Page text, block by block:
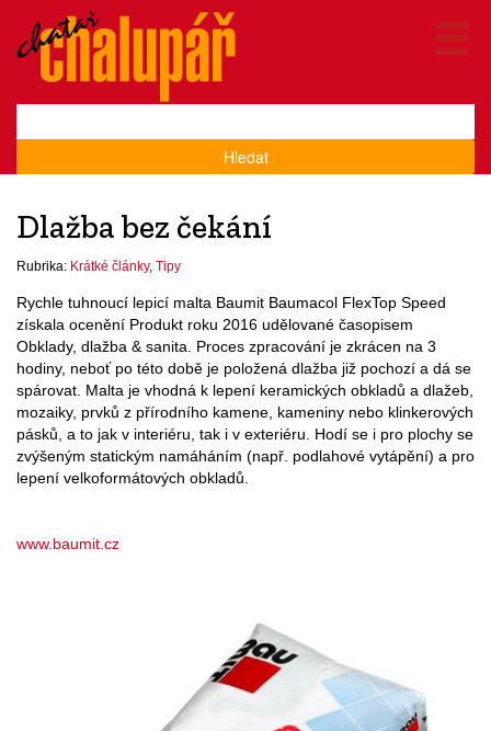
Hledat
Dlažba bez čekání
Rubrika: Krátké články, Tipy
Rychle tuhnoucí lepicí malta Baumit Baumacol FlexTop Speed
získala ocenění Produkt roku 2016 udělované časopisem
Obklady, dlažba & sanita. Proces zpracování je zkrácen na 3
hodiny, neboť po této době je položená dlažba již pochozí a dá se
spárovat. Malta je vhodná k lepení keramických obkladů a dlažeb,
mozaiky, prvků z přírodního kamene, kameniny nebo klinkerových
pásků, a to jak v interiéru, tak i v exteriéru. Hodí se i pro plochy se
zvýšeným statickým namáháním (např. podlahové vytápění) a pro
lepení velkoformátových obkladů.
www.baumit.cz